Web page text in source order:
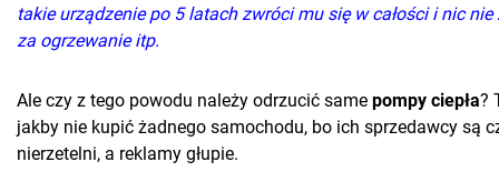
takie urządzenie po 5 latach zwróci mu się w całości i nic nie
za ogrzewanie itp.
Ale czy z tego powodu należy odrzucić same pompy ciepła?
jakby nie kupić żadnego samochodu, bo ich sprzedawcy są
nierzetelni, a reklamy głupie.